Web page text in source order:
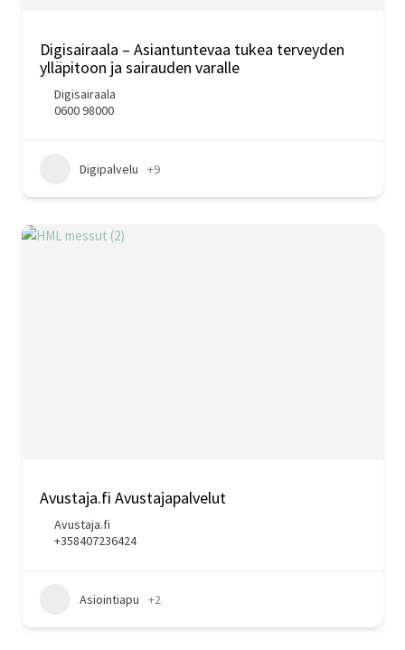
Digisairaala – Asiantuntevaa tukea terveyden
ylläpitoon ja sairauden varalle
Digisairaala
0600 98000
Digipalvelu +9
Avustaja.fi Avustajapalvelut
Avustaja.fi
+358407236424
Asiointiapu +2